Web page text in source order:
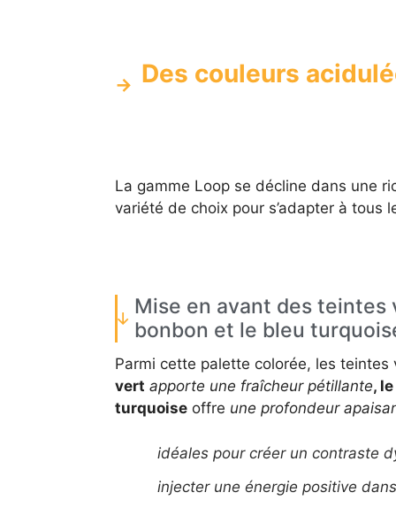
Des couleurs
La gamme Loop se décline dans une
variété de choix pour s’adapter à tous
Mise en avant des
bonbon et le bleu
Parmi cette palette colorée, les
vert apporte une fraîcheur pétillante,
turquoiseoffre une profondeur
idéales pour créer un contraste
injecter une énergie positive